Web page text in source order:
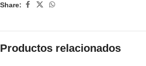
Share:
Productos relacionados